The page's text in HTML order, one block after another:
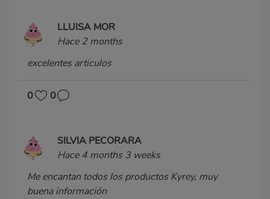
LLUISA MOR
Hace 2 months
excelentes articulos
0 0
SILVIA PECORARA
Hace 4 months 3 weeks
Me encantan todos los productos Kyrey, muy
buena información